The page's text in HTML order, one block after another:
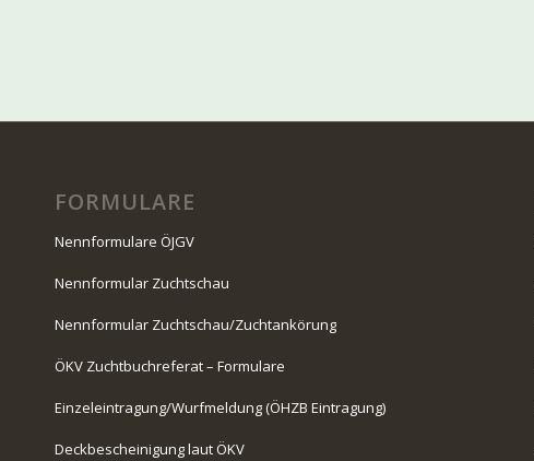
FORMULARE
Nennformulare ÖJGV
Nennformular Zuchtschau
Nennformular Zuchtschau/Zuchtankörung
ÖKV Zuchtbuchreferat – Formulare
Einzeleintragung/Wurfmeldung (ÖHZB Eintragung)
Deckbescheinigung laut ÖKV